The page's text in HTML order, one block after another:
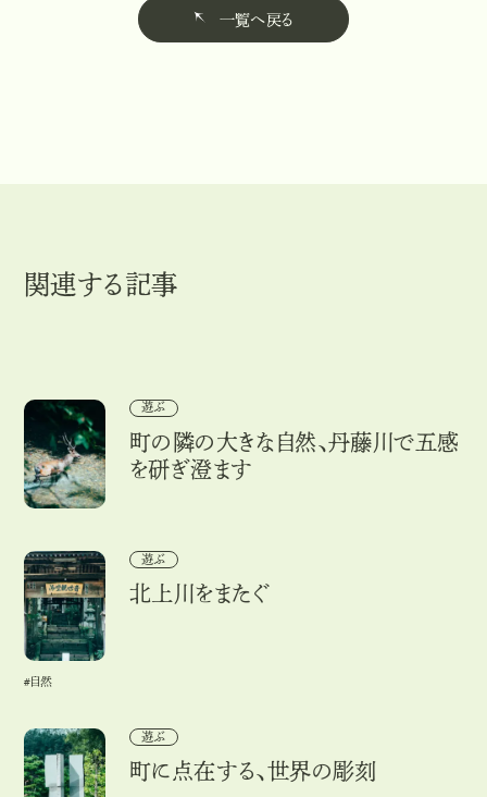
一覧へ戻る
一覧へ戻る
関連する記事
遊ぶ
町の隣の大きな自然、丹藤川で五感
を研ぎ澄ます
#自然
#自然
遊ぶ
北上川をまたぐ
遊ぶ
町に点在する、世界の彫刻